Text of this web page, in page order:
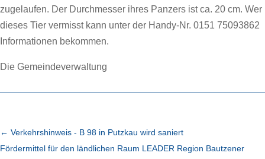
zugelaufen. Der Durchmesser ihres Panzers ist ca. 20 cm. Wer
dieses Tier vermisst kann unter der Handy-Nr. 0151 75093862
Informationen bekommen.
Die Gemeindeverwaltung
← Verkehrshinweis - B 98 in Putzkau wird saniert
Fördermittel für den ländlichen Raum LEADER Region Bautzener